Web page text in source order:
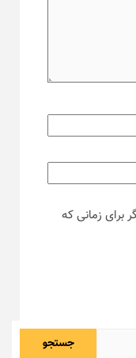
برای زمانی که